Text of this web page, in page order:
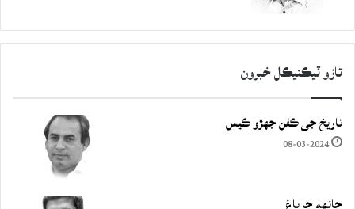
تازو ٽيڪنيڪل خبرون
تاريخ جي ڪفن جھڙو ڪيس
08-03-2024